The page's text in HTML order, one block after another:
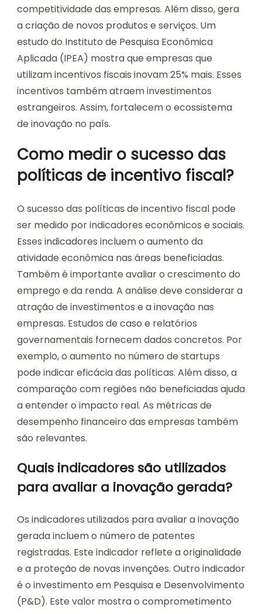
competitividade das empresas. Além disso, gera
a criação de novos produtos e serviços. Um
estudo do Instituto de Pesquisa Econômica
Aplicada (IPEA) mostra que empresas que
utilizam incentivos fiscais inovam 25% mais. Esses
incentivos também atraem investimentos
estrangeiros. Assim, fortalecem o ecossistema
de inovação no país.
Como medir o sucesso das
políticas de incentivo fiscal?
O sucesso das políticas de incentivo fiscal pode
ser medido por indicadores econômicos e sociais.
Esses indicadores incluem o aumento da
atividade econômica nas áreas beneficiadas.
Também é importante avaliar o crescimento do
emprego e da renda. A análise deve considerar a
atração de investimentos e a inovação nas
empresas. Estudos de caso e relatórios
governamentais fornecem dados concretos. Por
exemplo, o aumento no número de startups
pode indicar eficácia das políticas. Além disso, a
comparação com regiões não beneficiadas ajuda
a entender o impacto real. As métricas de
desempenho financeiro das empresas também
são relevantes.
Quais indicadores são utilizados
para avaliar a inovação gerada?
Os indicadores utilizados para avaliar a inovação
gerada incluem o número de patentes
registradas. Este indicador reflete a originalidade
e a proteção de novas invenções. Outro indicador
é o investimento em Pesquisa e Desenvolvimento
(P&D). Este valor mostra o comprometimento